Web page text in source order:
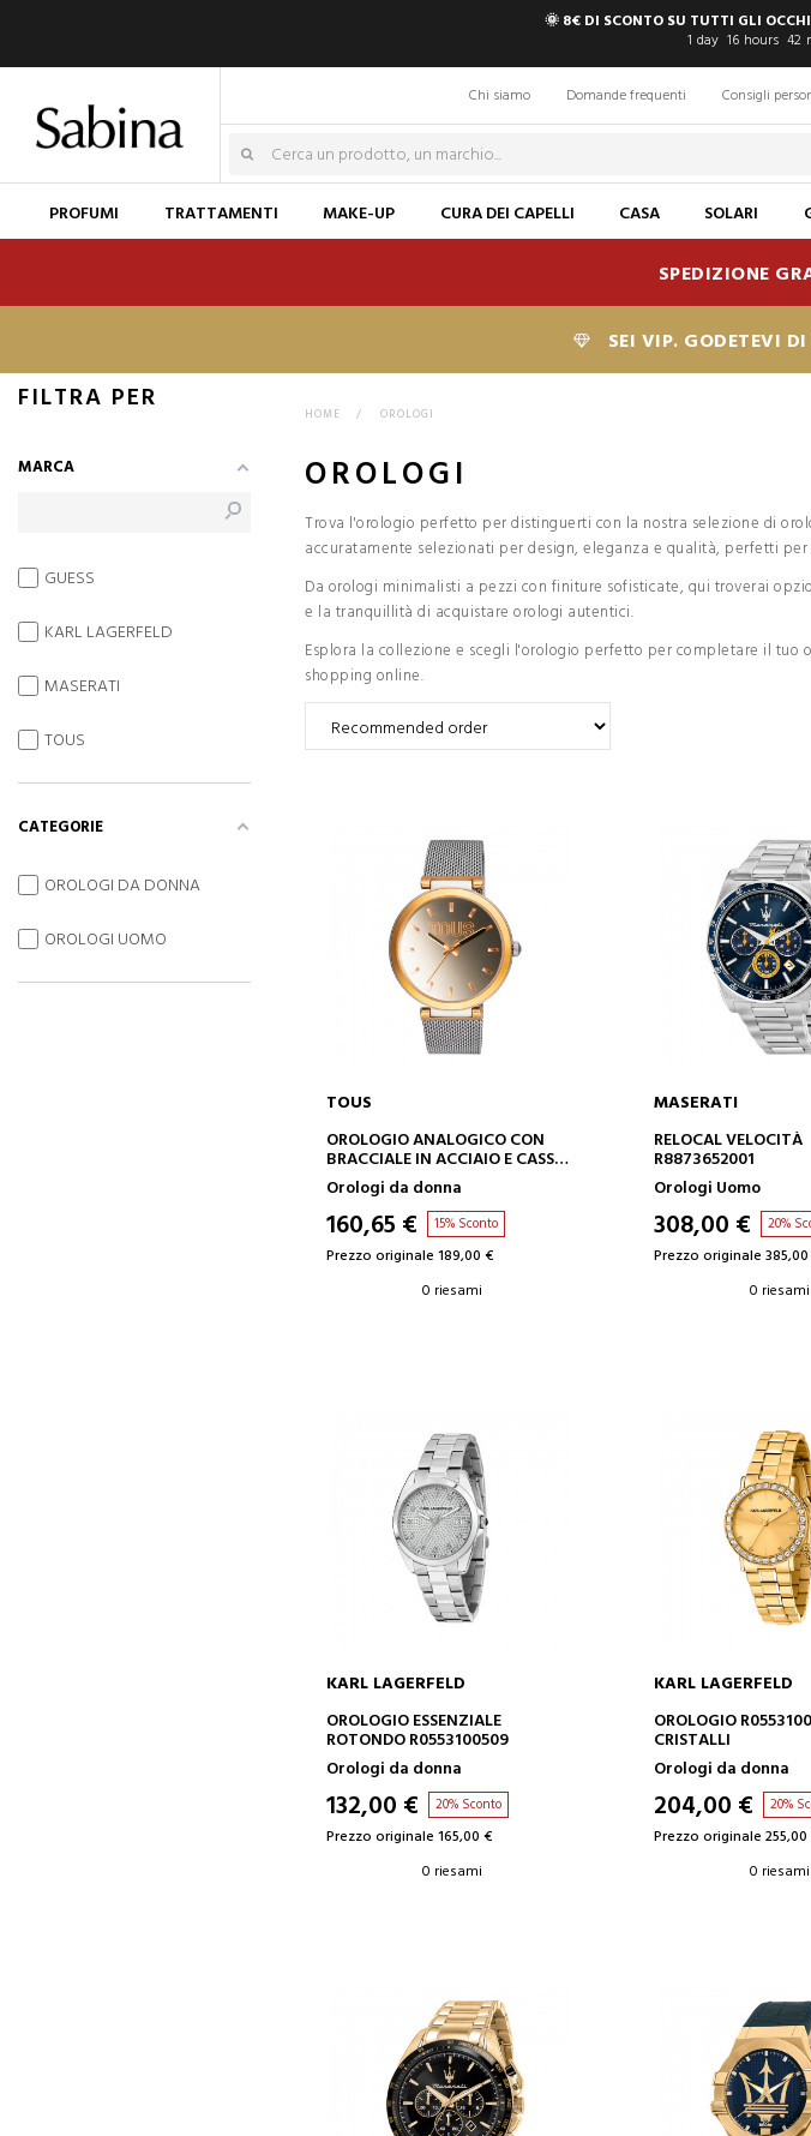
🌞 8€ DI SCONTO SU TUTTI GLI
1 day 16 hours 42
Chi siamo Domande frequenti Consigli
PROFUMI TRATTAMENTI MAKE-UP CURA DEI CAPELLI CASA SOLARI
SPEDIZIONE
SEI VIP. GODETEVI
HOME > OROLOGI
OROLOGI
Trova l'orologio perfetto per distinguerti con la nostra selezione di
accuratamente selezionati per design, eleganza e qualità, perfetti
Da orologi minimalisti a pezzi con finiture sofisticate, qui troverai
e la tranquillità di acquistare orologi autentici.
Esplora la collezione e scegli l'orologio perfetto per completare il
shopping online.
AGGIUNGI AL CARRELLO
TOUS
OROLOGIO ANALOGICO CON
BRACCIALE IN ACCIAIO E CASSA
IN ALLUMINIO COLOR ORO IPG
TOUS S-MESH MIRROR
Orologi da donna
160,65 € 15% Sconto
Prezzo originale 189,00 €
0 riesami
AGGIUNGI AL
MASERATI
RELOCAL VELOCITÀ
R8873652001
Orologi Uomo
308,00 € 20%
Prezzo originale
0 riesami
AGGIUNGI AL CARRELLO
KARL LAGERFELD
OROLOGIO ESSENZIALE
ROTONDO R0553100509
Orologi da donna
132,00 € 20% Sconto
Prezzo originale 165,00 €
0 riesami
AGGIUNGI AL
KARL LAGERFELD
OROLOGIO
CRISTALLI
Orologi da donna
204,00 € 20%
Prezzo originale 255,00
0 riesami
FILTRA PER
MARCA
GUESS
KARL LAGERFELD
MASERATI
TOUS
CATEGORIE
OROLOGI DA DONNA
OROLOGI UOMO